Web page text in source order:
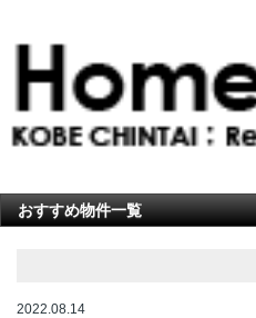
おすすめ物件一覧
2022.08.14